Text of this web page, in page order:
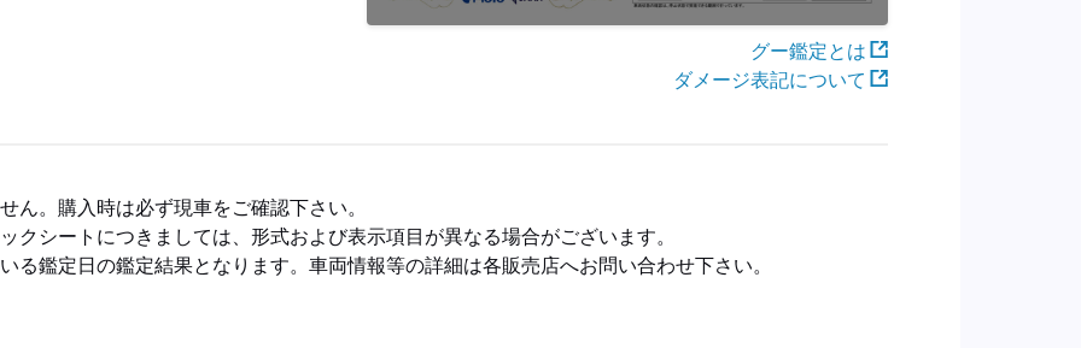
グー鑑定とは
ダメージ表記について
。購入時は必ず現車をご確認下さい。
シートにつきましては、形式および表示項目が異なる場合がございます。
鑑定日の鑑定結果となります。車両情報等の詳細は各販売店へお問い合わせ下さい。